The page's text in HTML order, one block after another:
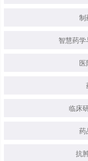
制
智慧药
临床
药
抗